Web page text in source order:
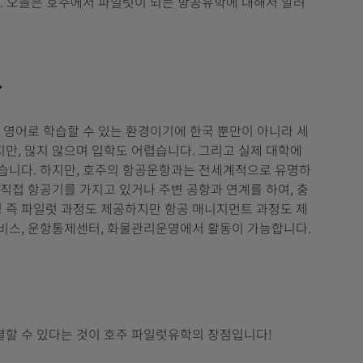
어로 학습할 수 있는 환경이기에 한국 뿐만이 아니라 세
, 많지 않으며 입학도 어렵습니다. 그리고 실제 대학에
다. 하지만, 호주의 항공운항과는 전세계적으로 유명하
접 항공기를 가지고 있거나 주변 공항과 연계를 하여, 충
파일럿 과정도 제공하지만 항공 매니지먼트 과정도 제
, 운항통제센터, 화물관리운영에서 활동이 가능합니다.
수 있다는 것이 호주 파일럿유학의 장점입니다!